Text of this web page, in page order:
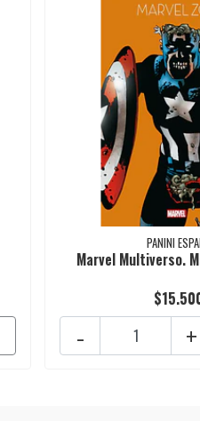
PANINI
Marvel Multiverso.
+
-